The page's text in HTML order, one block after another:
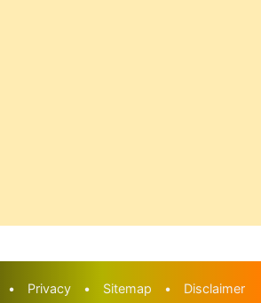
• Privacy • Sitemap • Disclaimer